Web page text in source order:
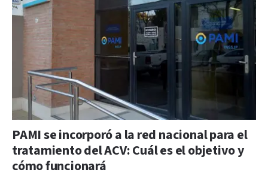
PAMI se incorporó a la red nacional para el
tratamiento del ACV: Cuál es el objetivo y
cómo funcionará